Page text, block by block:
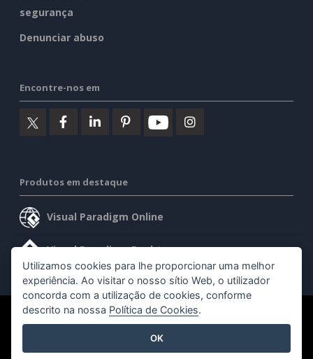
segurança
Denunciar abuso
Encontre-nos em
Produtos em destaque
Visual Paradigm Online
Visual Paradigm Desktop
©2026 by Visual Paradigm. Todos os direitos reservados.
Utilizamos cookies para lhe proporcionar uma melhor
experiência. Ao visitar o nosso sítio Web, o utilizador
concorda com a utilização de cookies, conforme
descrito na nossa Política de Cookies.
OK